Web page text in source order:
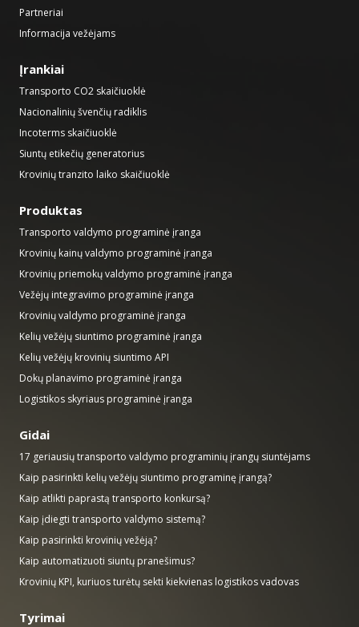
Partneriai
Informacija vežėjams
Įrankiai
Transporto CO2 skaičiuoklė
Nacionalinių švenčių radiklis
Incoterms skaičiuoklė
Siuntų etikečių generatorius
Krovinių tranzito laiko skaičiuoklė
Produktas
Transporto valdymo programinė įranga
Krovinių kainų valdymo programinė įranga
Krovinių priemokų valdymo programinė įranga
Vežėjų integravimo programinė įranga
Krovinių valdymo programinė įranga
Kelių vežėjų siuntimo programinė įranga
Kelių vežėjų krovinių siuntimo API
Dokų planavimo programinė įranga
Logistikos skyriaus programinė įranga
Gidai
17 geriausių transporto valdymo programinių įrangų siuntėjams
Kaip pasirinkti kelių vežėjų siuntimo programinę įrangą?
Kaip atlikti paprastą transporto konkursą?
Kaip įdiegti transporto valdymo sistemą?
Kaip pasirinkti krovinių vežėją?
Kaip automatizuoti siuntų pranešimus?
Krovinių KPI, kuriuos turėtų sekti kiekvienas logistikos vadovas
Tyrimai